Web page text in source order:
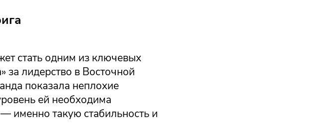
стать одним из ключевых
за лидерство в Восточной
показала неплохие
ей необходима
именно такую стабильность и